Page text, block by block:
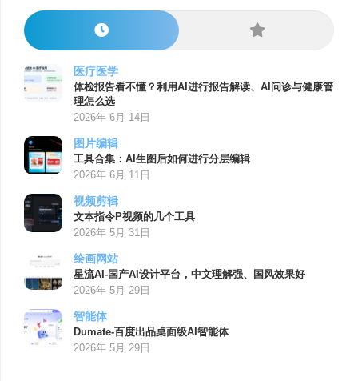
医疗医学
体检报告看不懂？利用AI进行报告解读、AI问诊与健康管
理怎么选
2026年 6月 14日
图片编辑
工具合集：AI生图后如何进行分层编辑
2026年 6月 11日
视频剪辑
文本指令P视频的几个工具
2026年 5月 31日
绘画网站
星流AI-国产AI设计平台，中文理解强、国风效果好
2026年 5月 29日
智能体
Dumate-百度出品桌面级AI智能体
2026年 5月 29日